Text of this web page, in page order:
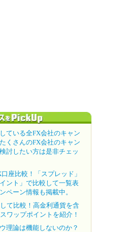
ている全FX会社のキャン
くさんのFX会社のキャン
討したい方は是非チェッ
座比較！「スプレッド」
ント」で比較して一覧表
ペーン情報も掲載中。
て比較！高金利通貨を含
ワップポイントを紹介！
理論は機能しないのか？